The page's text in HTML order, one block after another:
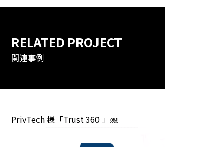
RELATED PROJECT
関連事例
PrivTech 様「Trust 360 」￼